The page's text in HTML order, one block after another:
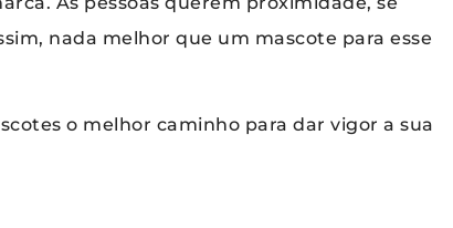
nada melhor que um mascote para esse
o melhor caminho para dar vigor a sua